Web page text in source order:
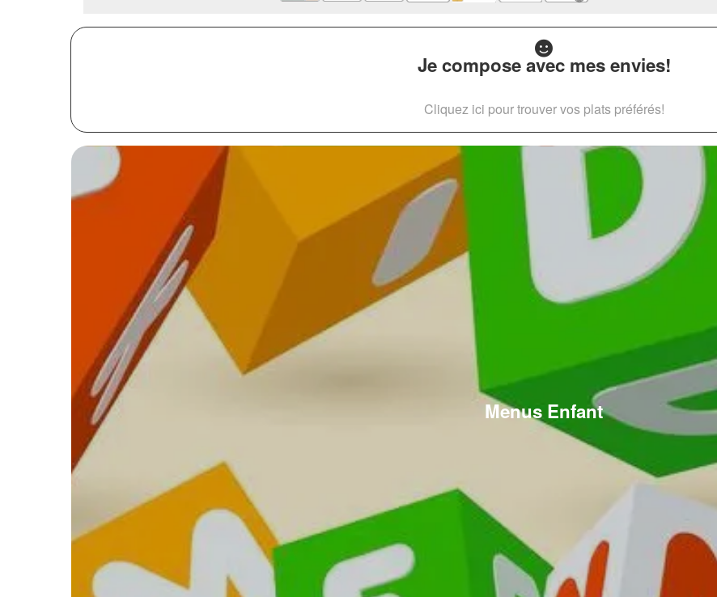
Je compose avec mes envies!
Cliquez ici pour trouver vos plats préférés!
Menus Enfant